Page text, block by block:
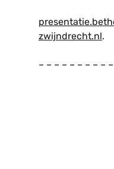
zwijndrecht.nl.
– – – – – – – – –